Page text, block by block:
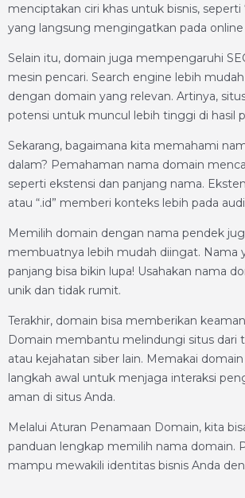
menciptakan ciri khas untuk bisnis, seperti
yang langsung mengingatkan pada
Selain itu, domain juga mempengaruhi
mesin pencari. Search engine lebih
dengan domain yang relevan. Artinya,
potensi untuk muncul lebih tinggi di hasil
Sekarang, bagaimana kita memahami
dalam? Pemahaman nama domain
seperti ekstensi dan panjang nama.
atau “.id” memberi konteks lebih pada
Memilih domain dengan nama pendek
membuatnya lebih mudah diingat. Nama
panjang bisa bikin lupa! Usahakan nama
unik dan tidak rumit.
Terakhir, domain bisa memberikan
Domain membantu melindungi situs dari
atau kejahatan siber lain. Memakai
langkah awal untuk menjaga interaksi
aman di situs Anda.
Melalui Aturan Penamaan Domain, kita
panduan lengkap memilih nama domain.
mampu mewakili identitas bisnis Anda